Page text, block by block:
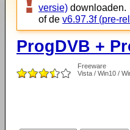
versie) downloaden.
of de v6.97.3f (pre-
ProgDVB +
Freeware
Vista / Win10 /